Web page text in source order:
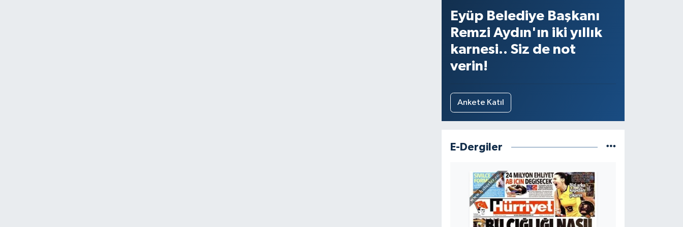
Eyüp Belediye Başkanı
Remzi Aydın'ın iki yıllık
karnesi.. Siz de not
verin!
Ankete Katıl
E-Dergiler